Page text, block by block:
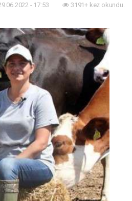
- 17:53 3191+ kez okundu.